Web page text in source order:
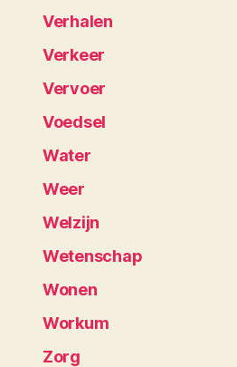
Verhalen
Verkeer
Vervoer
Voedsel
Water
Weer
Welzijn
Wetenschap
Wonen
Workum
Zorg